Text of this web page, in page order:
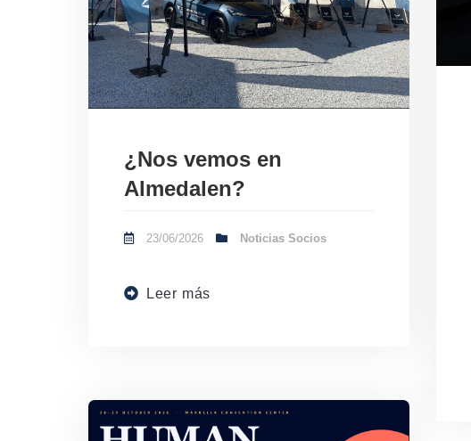
¿Nos vemos en
Almedalen?
23/06/2026 Noticias Socios
Leer más